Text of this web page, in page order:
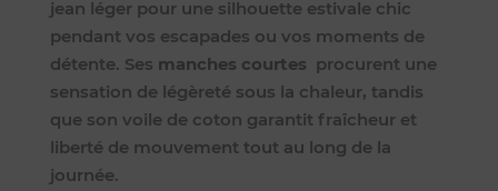
jean léger pour une silhouette estivale chic
pendant vos escapades ou vos moments de
détente. Ses manches courtes procurent une
sensation de légèreté sous la chaleur, tandis
que son voile de coton garantit fraîcheur et
liberté de mouvement tout au long de la
journée.